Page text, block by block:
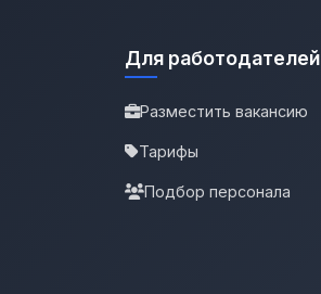
Для работодателей
Разместить вакансию
Тарифы
Подбор персонала